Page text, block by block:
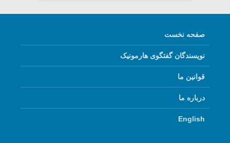
صفحه نخست
نویسندگان گفتگوی هارمونیک
قوانین ما
درباره ما
English